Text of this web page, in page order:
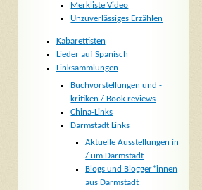
Merkliste Video
Unzuverlässiges Erzählen
Kabarettisten
Lieder auf Spanisch
Linksammlungen
Buchvorstellungen und -
kritiken / Book reviews
China-Links
Darmstadt Links
Aktuelle Ausstellungen in
/ um Darmstadt
Blogs und Blogger*innen
aus Darmstadt